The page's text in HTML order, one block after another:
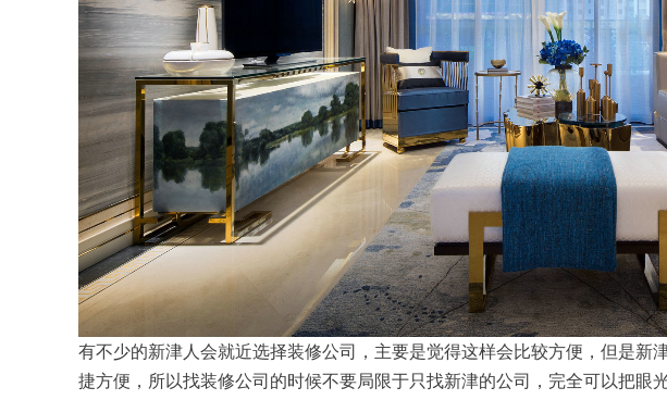
有不少的新津人会就近选择装修公司，主要是觉得这样会比较方便，但是新
捷方便，所以找装修公司的时候不要局限于只找新津的公司，完全可以把眼